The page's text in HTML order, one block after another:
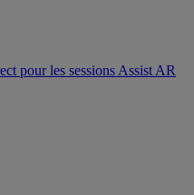
pour les sessions Assist AR